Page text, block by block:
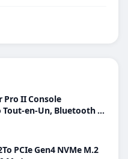
Pro II Console
en-Un, Bluetooth et
PCIe Gen4 NVMe M.2